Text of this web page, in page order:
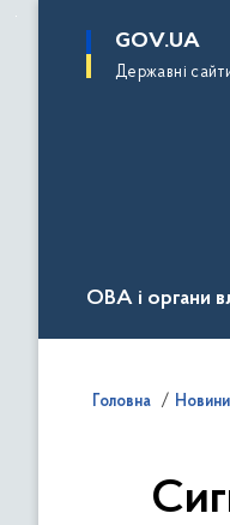
основного
GOV.UA
Державні
ОВА і органи
Головна Новини